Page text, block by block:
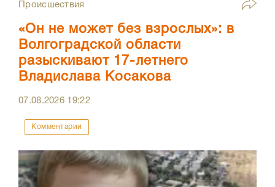
Происшествия
«Он не может без взрослых»: в
Волгоградской области
разыскивают 17-летнего
Владислава Косакова
07.08.2026 19:22
Комментарии